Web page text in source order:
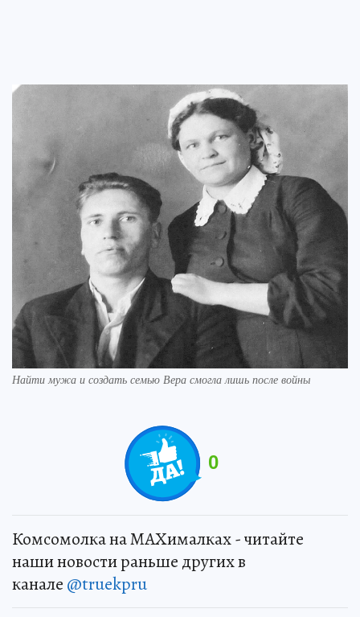
Найти мужа и создать семью Вера смогла лишь после войны
0
Комсомолка на MAXималках - читайте
наши новости раньше других в
канале @truekpru